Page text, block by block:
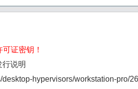
证密钥！
说明
hypervisors/workstation-pro/